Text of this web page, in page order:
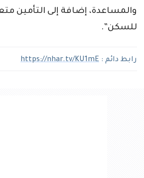
والمساعدة، إضافة إلى التأمين
للسكن”.
رابط دائم : https://nhar.tv/KU1mE